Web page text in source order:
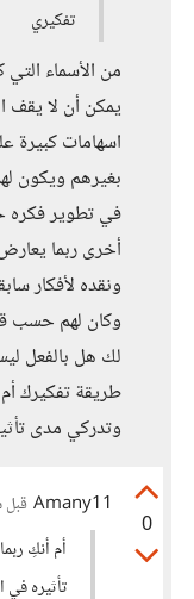
تفكيري
من الأسماء التي
يمكن أن لا
اسهامات كبيرة
بغيرهم ويكون
في تطوير فكره
أخرى ربما
ونقده لأفكار
وكان لهم حسب
لك هل بالفعل
طريقة تفكيرك
وتدركي مدى
0
Amany11 قبل
أم أنكِ
تأثيره في